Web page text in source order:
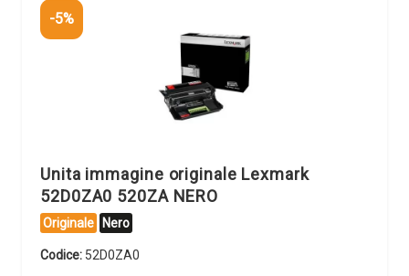
-5%
Unita immagine originale Lexmark
52D0ZA0 520ZA NERO
Originale Nero
Codice: 52D0ZA0